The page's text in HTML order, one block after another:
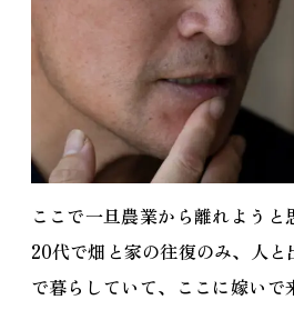
ここで一旦農業から離れよう
20代で畑と家の往復のみ、人と
で暮らしていて、ここに嫁いで